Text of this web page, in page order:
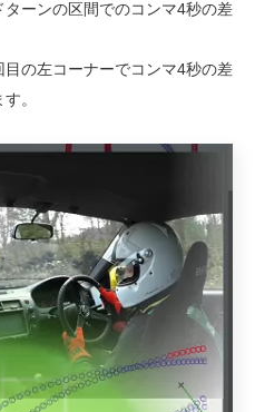
ーンの区間でのコンマ4秒の差
の左コーナーでコンマ4秒の差
。